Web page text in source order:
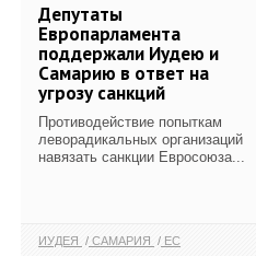
Депутаты
Европарламента
поддержали Иудею и
Самарию в ответ на
угрозу санкций
Противодействие попыткам
леворадикальных организаций
навязать санкции Евросоюза...
ИУДЕЯ САМАРИЯ ЕС